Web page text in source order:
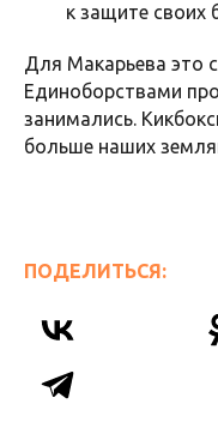
к защите своих
Для Макарьева это
Единоборствами
занимались.
больше наших
ПОДЕЛИТЬСЯ: